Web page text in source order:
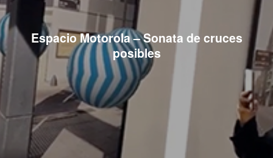
Espacio Motorola – Sonata de cruces
posibles